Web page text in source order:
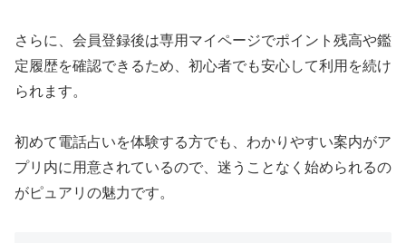
さらに、会員登録後は専用マイページでポイント残高や鑑
定履歴を確認できるため、初心者でも安心して利用を続け
られます。
初めて電話占いを体験する方でも、わかりやすい案内がア
プリ内に用意されているので、迷うことなく始められるの
がピュアリの魅力です。